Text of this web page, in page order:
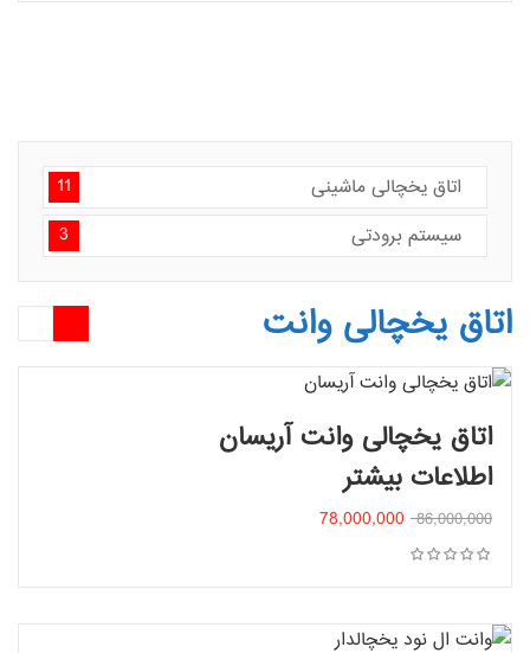
اتاق یخچالی ماشینی
11
سیستم برودتی
3
اتاق یخچالی وانت
اتاق یخچالی وانت آریسان
اطلاعات بیشتر
86,000,000
78,000,000